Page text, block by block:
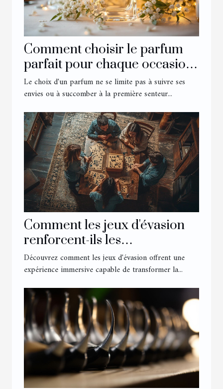
Comment choisir le parfum
parfait pour chaque occasion
?
Le choix d'un parfum ne se limite pas à suivre ses
envies ou à succomber à la première senteur...
Comment les jeux d'évasion
renforcent-ils les
compétences en équipe ?
Découvrez comment les jeux d'évasion offrent une
expérience immersive capable de transformer la...